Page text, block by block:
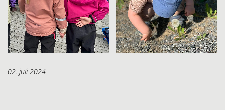
02. juli 2024